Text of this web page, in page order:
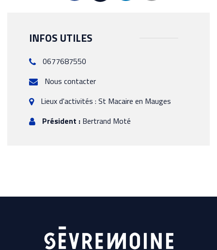
INFOS UTILES
0677687550
Nous contacter
Lieux d'activités : St Macaire en Mauges
Président : Bertrand Moté